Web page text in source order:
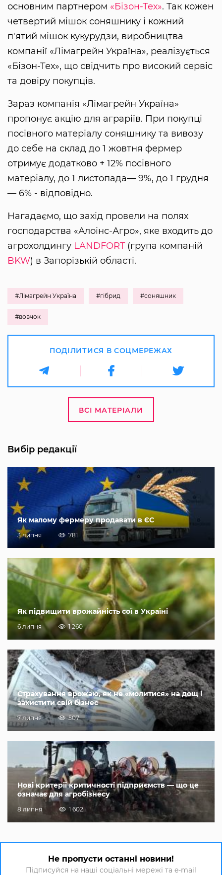
основним партнером «Бізон-Тех». Так кожен
четвертий мішок соняшнику і кожний
п'ятий мішок кукурудзи, виробництва
компанії «Лімагрейн Україна», реалізується
«Бізон-Тех», що свідчить про високий сервіс
та довіру покупців.
Зараз компанія «Лімагрейн Україна»
пропонує акцію для аграріїв. При покупці
посівного матеріалу соняшнику та вивозу
до себе на склад до 1 жовтня фермер
отримує додатково + 12% посівного
матеріалу, до 1 листопада— 9%, до 1 грудня
— 6% - відповідно.
Нагадаємо, що захід провели на полях
господарства «Алоінс-Агро», яке входить до
агрохолдингу LANDFORT(група компаній
BKW) в Запорізькій області.
#Лімагрейн Україна #гібрид #соняшник
#вовчок
ПОДІЛИТИСЯ В СОЦМЕРЕЖАХ
ВСІ МАТЕРІАЛИ
Вибір редакції
Як малому фермеру продавати в ЄС
3 липня 781
Як підвищити врожайність сої в Україні
6 липня 1 260
Страхування врожаю, як не «молитися» на дощ і
захистити свій бізнес
7 липня 507
Нові критерії критичності підприємств — що це
означає для агробізнесу
8 липня 1 602
Не пропусти останні новини!
Підписуйся на наші соціальні мережі та e-mail